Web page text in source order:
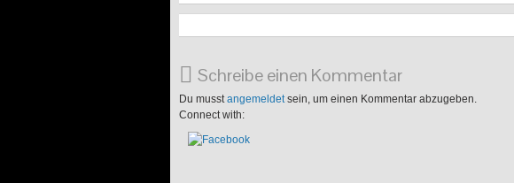
Schreibe einen Kommentar
Du musstangemeldetsein, um einen Kommentar abzugeben.
Connect with: